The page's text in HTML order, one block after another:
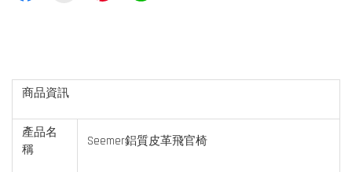
商品資訊
產品名
稱
Seemer鋁質皮革飛官椅